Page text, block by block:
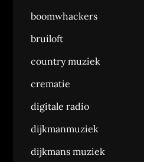
boomwhackers
bruiloft
country muziek
crematie
digitale radio
dijkmanmuziek
dijkmans muziek